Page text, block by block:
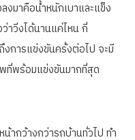
งมาคือน้ำหนักเบาและแข็ง
าวิ่งได้นานแค่ไหน กี่
งการแข่งขันครั้งต่อไป จะมี
ที่พร้อมแข่งขันมากที่สุด
ากว้างกว่ารถบ้านทั่วไป ทำ